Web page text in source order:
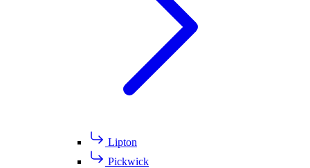
Lipton
Pickwick